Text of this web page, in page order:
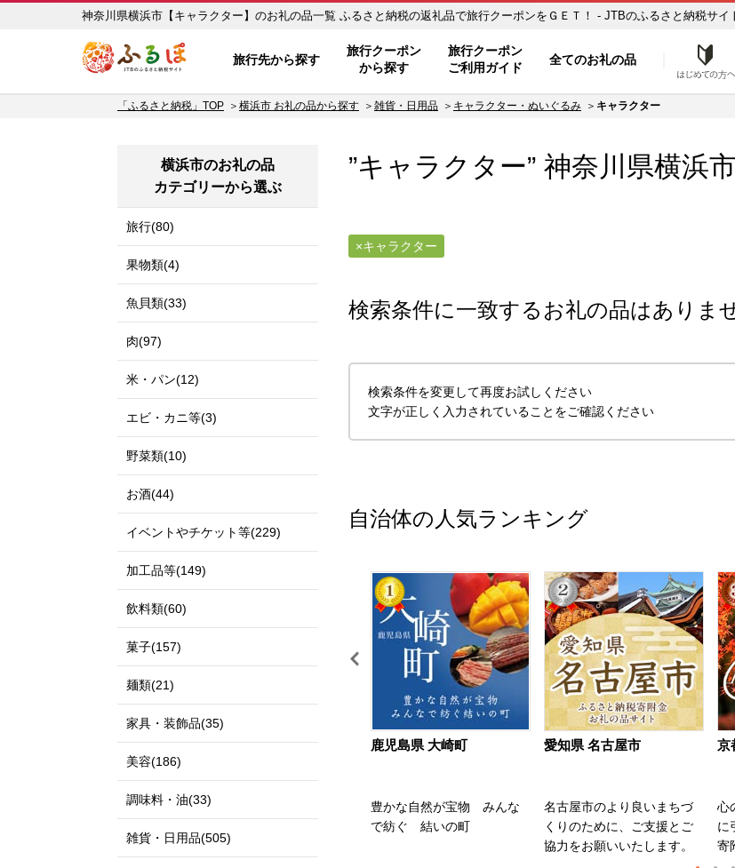
神奈川県横浜市【キャラクター】のお礼の品一覧 ふるさと納税の返礼品で旅行クーポンをＧＥＴ！ - JTBのふるさと納
旅行先から探す
旅行クーポン
から探す
旅行クーポン
ご利用ガイド
全てのお礼の品
「ふるさと納税」TOP 横浜市 お礼の品から探す 雑貨・日用品 キャラクター・ぬいぐるみ キャラクター
”キャラクター” 神奈川県横浜市
キャラクター
検索条件に一致するお礼の品はありま
検索条件を変更して再度お試しください
文字が正しく入力されていることをご確認ください
自治体の人気ランキング
私たちのまち北栄町は、鳥
口約14,000人の町です。
12
島根県 出雲市
出雲市は、「神話の國出
とともに、出雲大社、荒神
鹿児島県 大崎町
豊かな自然が宝物 みんな
で紡ぐ 結いの町
愛知県 名古屋市
名古屋市のより良いまちづ
くりのために、ご支援とご
協力をお願いいたします。
京
心
に
寄
横浜市のお礼の品
カテゴリーから選ぶ
旅行(80)
果物類(4)
魚貝類(33)
肉(97)
米・パン(12)
エビ・カニ等(3)
野菜類(10)
お酒(44)
イベントやチケット等(229)
加工品等(149)
飲料類(60)
菓子(157)
麺類(21)
家具・装飾品(35)
美容(186)
調味料・油(33)
雑貨・日用品(505)